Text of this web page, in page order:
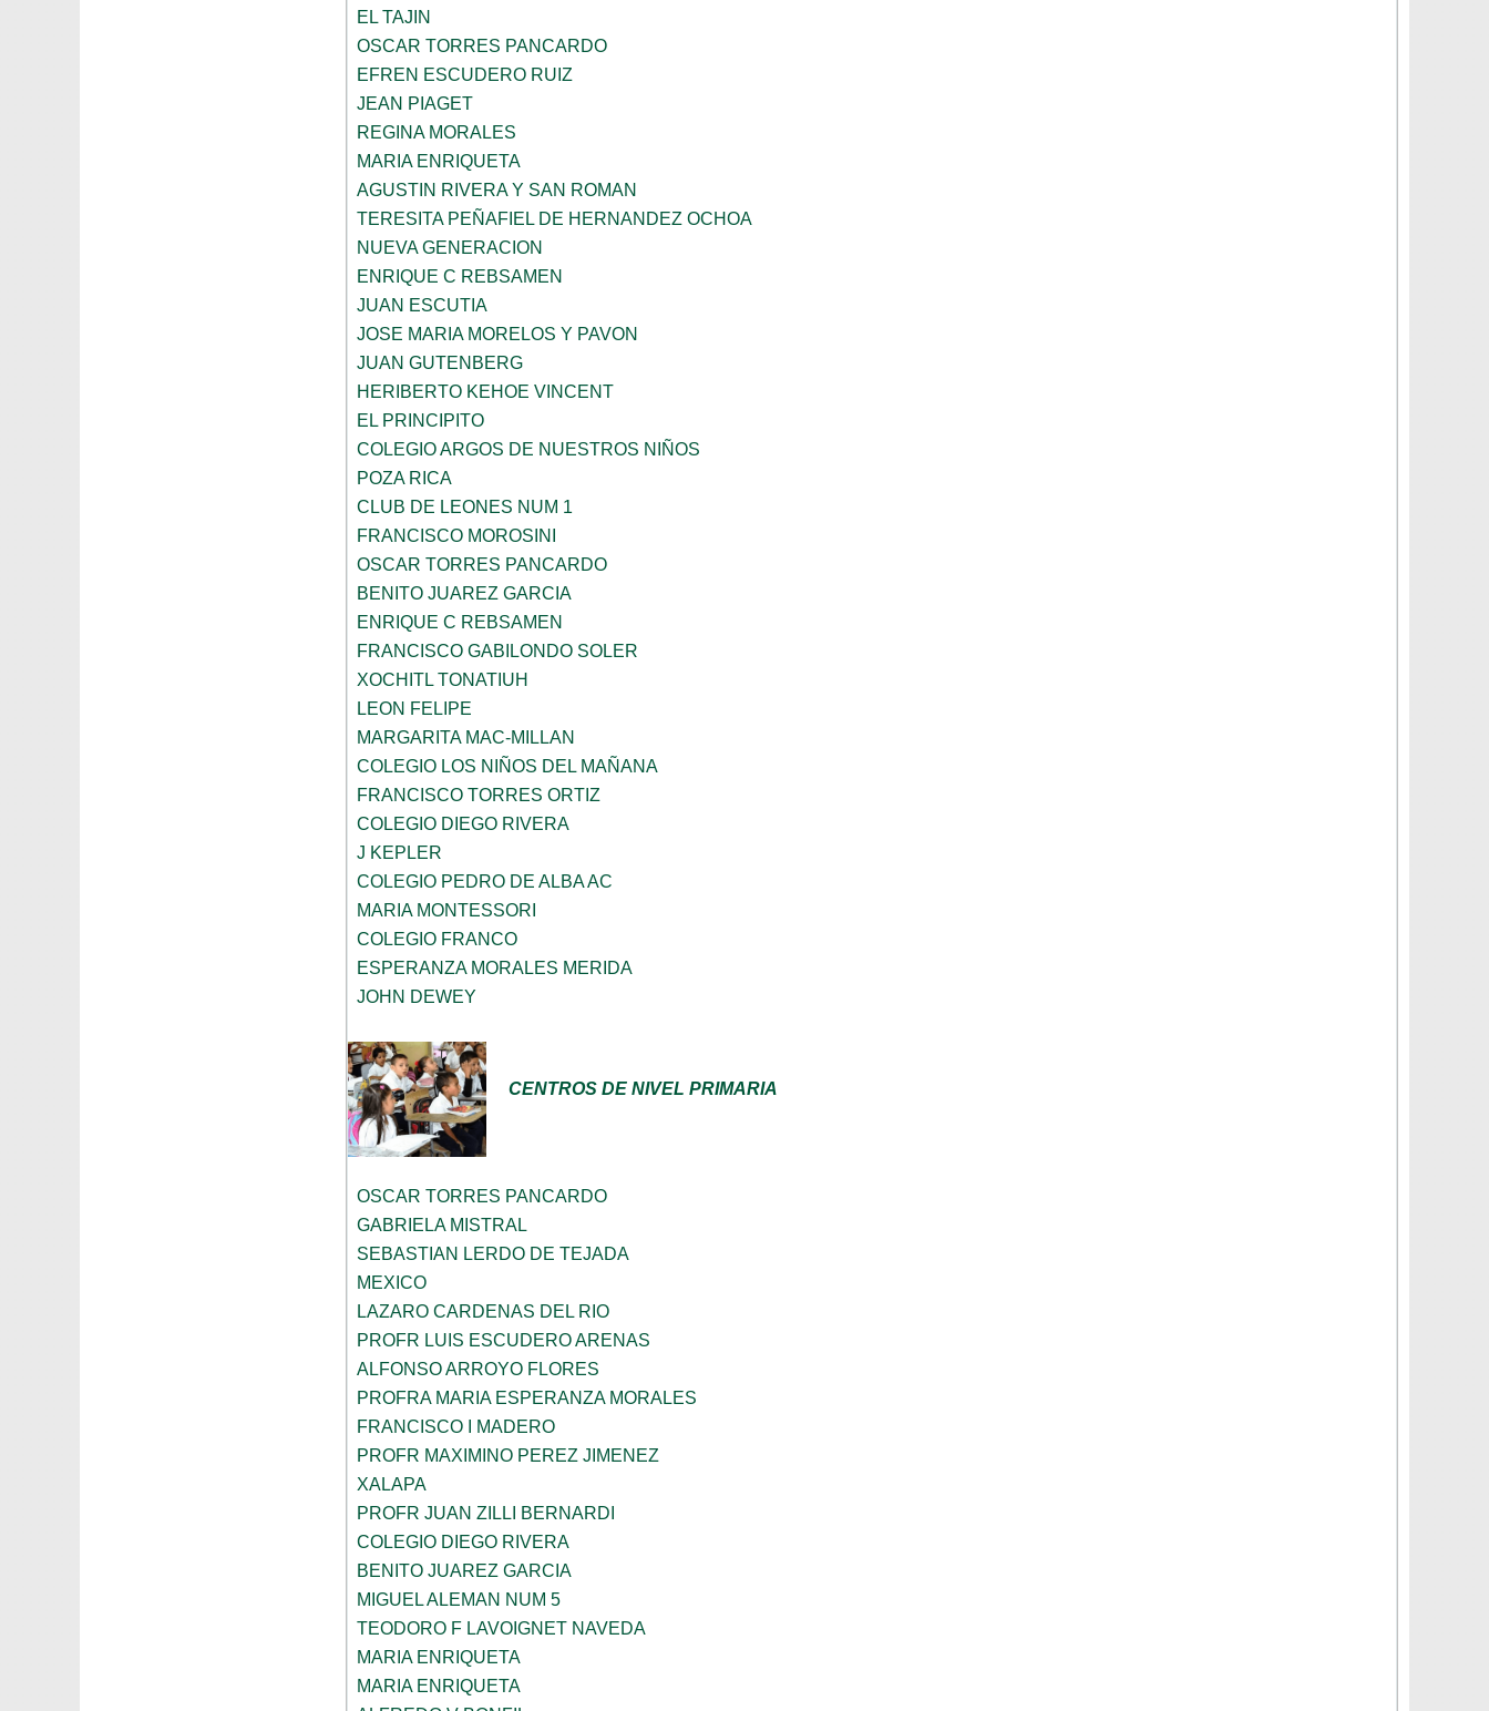
EL TAJIN
OSCAR TORRES PANCARDO
EFREN ESCUDERO RUIZ
JEAN PIAGET
REGINA MORALES
MARIA ENRIQUETA
AGUSTIN RIVERA Y SAN ROMAN
TERESITA PEÑAFIEL DE HERNANDEZ OCHOA
NUEVA GENERACION
ENRIQUE C REBSAMEN
JUAN ESCUTIA
JOSE MARIA MORELOS Y PAVON
JUAN GUTENBERG
HERIBERTO KEHOE VINCENT
EL PRINCIPITO
COLEGIO ARGOS DE NUESTROS NIÑOS
POZA RICA
CLUB DE LEONES NUM 1
FRANCISCO MOROSINI
OSCAR TORRES PANCARDO
BENITO JUAREZ GARCIA
ENRIQUE C REBSAMEN
FRANCISCO GABILONDO SOLER
XOCHITL TONATIUH
LEON FELIPE
MARGARITA MAC-MILLAN
COLEGIO LOS NIÑOS DEL MAÑANA
FRANCISCO TORRES ORTIZ
COLEGIO DIEGO RIVERA
J KEPLER
COLEGIO PEDRO DE ALBA AC
MARIA MONTESSORI
COLEGIO FRANCO
ESPERANZA MORALES MERIDA
JOHN DEWEY
CENTROS DE NIVEL PRIMARIA
OSCAR TORRES PANCARDO
GABRIELA MISTRAL
SEBASTIAN LERDO DE TEJADA
MEXICO
LAZARO CARDENAS DEL RIO
PROFR LUIS ESCUDERO ARENAS
ALFONSO ARROYO FLORES
PROFRA MARIA ESPERANZA MORALES
FRANCISCO I MADERO
PROFR MAXIMINO PEREZ JIMENEZ
XALAPA
PROFR JUAN ZILLI BERNARDI
COLEGIO DIEGO RIVERA
BENITO JUAREZ GARCIA
MIGUEL ALEMAN NUM 5
TEODORO F LAVOIGNET NAVEDA
MARIA ENRIQUETA
MARIA ENRIQUETA